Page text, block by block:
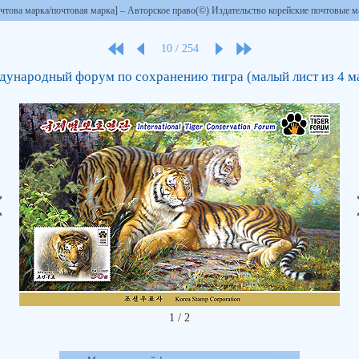
марка/почтовая марка] – Авторское право(©) Издательство корейские почтовые
10/ 254
форум по сохранению тигра (малый лист из 4
1 / 2